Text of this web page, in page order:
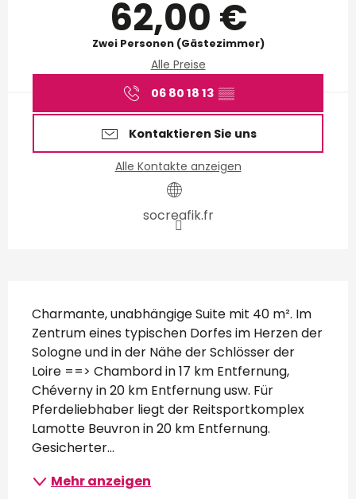
62,00 €
Zwei Personen (Gästezimmer)
Alle Preise
06 80 18 13 ▒▒
Kontaktieren Sie uns
Alle Kontakte anzeigen
socreafik.fr
Beschreibung
Charmante, unabhängige Suite mit 40 m². Im
Zentrum eines typischen Dorfes im Herzen der
Sologne und in der Nähe der Schlösser der
Loire ==> Chambord in 17 km Entfernung,
Chéverny in 20 km Entfernung usw. Für
Pferdeliebhaber liegt der Reitsportkomplex
Lamotte Beuvron in 20 km Entfernung.
Gesicherter...
Mehr anzeigen